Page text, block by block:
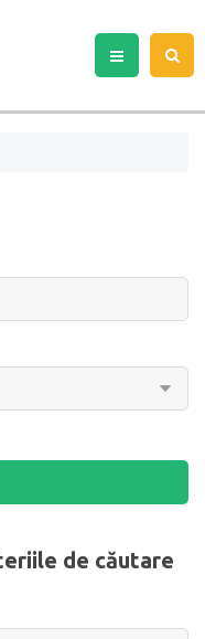
de căutare